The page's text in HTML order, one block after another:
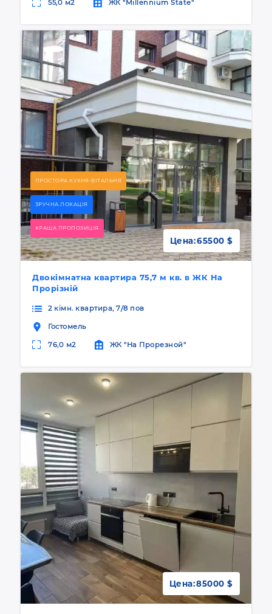
55,0 м2 ЖК "Millennium State"
ПРОСТОРА КУХНЯ-ВІТАЛЬНЯ
ЗРУЧНА ЛОКАЦІЯ
КРАЩА ПРОПОЗИЦІЯ
Двокімнатна квартира 75,7 м кв. в ЖК На
Прорізній
Цена:65500 $
2 кімн. квартира, 7/8 пов
Гостомель
76,0 м2 ЖК "На Прорезной"
Цена:85000 $